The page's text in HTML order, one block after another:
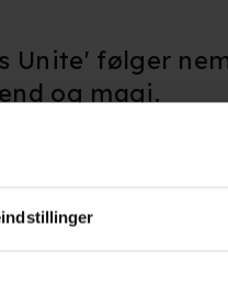
Unite' følger
og magi.
med
det bliver
virkelighed.